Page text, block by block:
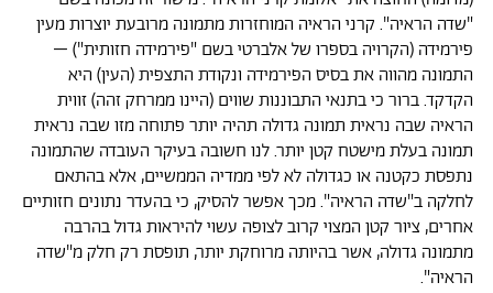
"שדה הראיה". קרני הראיה המוחזרות מתמונה מרובעת יוצרות מעין
פירמידה (הקרויה בספרו של אלברטי בשם "פירמידה חזותית") –
התמונה מהווה את בסיס הפירמידה ונקודת התצפית (העין) היא
הקדקד. ברור כי בתנאי התבוננות שווים (היינו ממרחק זהה) זווית
הראיה שבה נראית תמונה גדולה תהיה יותר פתוחה מזו שבה נראית
תמונה בעלת מישטח קטן יותר. לנו חשובה בעיקר העובדה שהתמונה
נתפסת כקטנה או כגדולה לא לפי ממדיה הממשיים, אלא בהתאם
לחלקה ב"שדה הראיה". מכך אפשר להסיק, כי בהעדר נתונים חזותיים
אחרים, ציור קטן המצוי קרוב לצופה עשוי להיראות גדול בהרבה
מתמונה גדולה, אשר בהיותה מרוחקת יותר, תופסת רק חלק מ"שדה
הראיה".